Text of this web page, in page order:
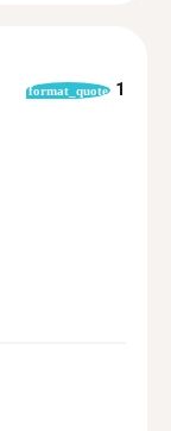
format_quote 1